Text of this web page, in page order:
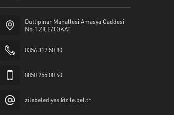
Dutlıpınar Mahallesi Amasya Caddesi
No:1 ZİLE/TOKAT
0356 317 50 80
0850 255 00 60
zilebelediyesi@zile.bel.tr